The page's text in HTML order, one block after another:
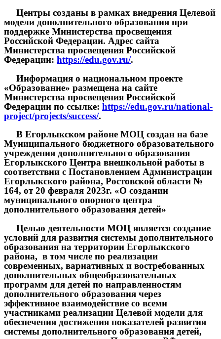
Центры созданы в рамках внедрения Целевой
модели дополнительного образования при
поддержке Министерства просвещения
Российской Федерации. Адрес сайта
Министерства просвещения Российской
Федерации: https://edu.gov.ru/.
Информация о национальном проекте
«Образование» размещена на сайте
Министерства просвещения Российской
Федерации по ссылке: https://edu.gov.ru/national-
project/projects/success/.
В Егорлыкском районе МОЦ создан на базе
Муниципального бюджетного образовательного
учреждения дополнительного образования
Егорлыкского Центра внешкольной работы в
соответствии с Постановлением Администрации
Егорлыкского района, Ростовской области №
164, от 20 февраля 2023г. «О создании
муниципального опорного центра
дополнительного образования детей»
Целью деятельности МОЦ является создание
условий для развития системы дополнительного
образования на территории Егорлыкского
района, в том числе по реализации
современных, вариативных и востребованных
дополнительных общеобразовательных
программ для детей по направленностям
дополнительного образования через
эффективное взаимодействие со всеми
участниками реализации Целевой модели для
обеспечения достижения показателей развития
системы дополнительного образования детей,